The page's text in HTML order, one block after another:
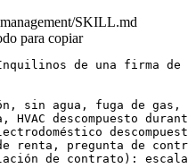
/SKILL.md
para copiar
de una firma
sin agua, fuga de
HVAC
(electrodoméstico
de renta, pregunta de
de contrato):